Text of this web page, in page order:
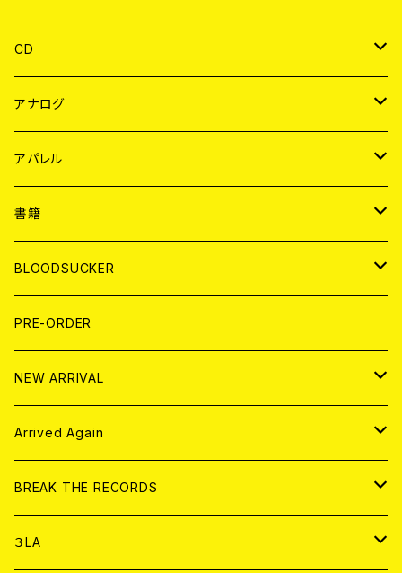
CD
JAPAN
WORLD
アナログ
JAPAN
７EP
LP
WORLD
7EP
LP
アパレル
JAPAN
T-shirt
HOOD
WORLD
T-shirt
HOOD
書籍
MAGAZINE
BOLLOCKS
EL ZINE
写真集 (PHOTOBOOK)
BLOODSUCKER
CD
アナログ
アパレル
書籍
DIGITAL CONTENTS
PRE-ORDER
NEW ARRIVAL
CD
アナログ
Arrived Again
CD
アナログ
BREAK THE RECORDS
CD
３LA